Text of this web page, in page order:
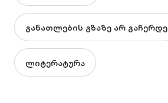
განათლების გზაზე არ გაჩერდე
ლიტერატურა